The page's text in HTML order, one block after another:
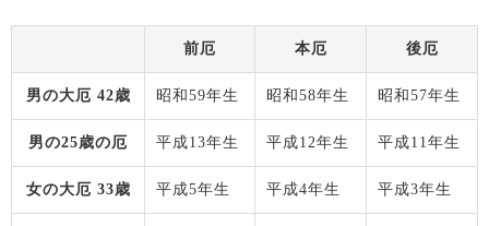
前厄 本厄 後厄
男の大厄 42歳 昭和59年生 昭和58年生 昭和57年生
男の25歳の厄 平成13年生 平成12年生 平成11年生
女の大厄 33歳 平成5年生 平成4年生 平成3年生